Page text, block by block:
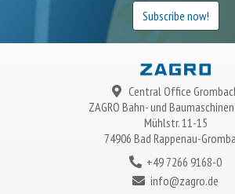
Subscribe now!
Central Office
ZAGRO Bahn- und
Mühlstr. 11-15
74906 Bad Rappenau-
+49 7266 9168-0
info@zagro.de